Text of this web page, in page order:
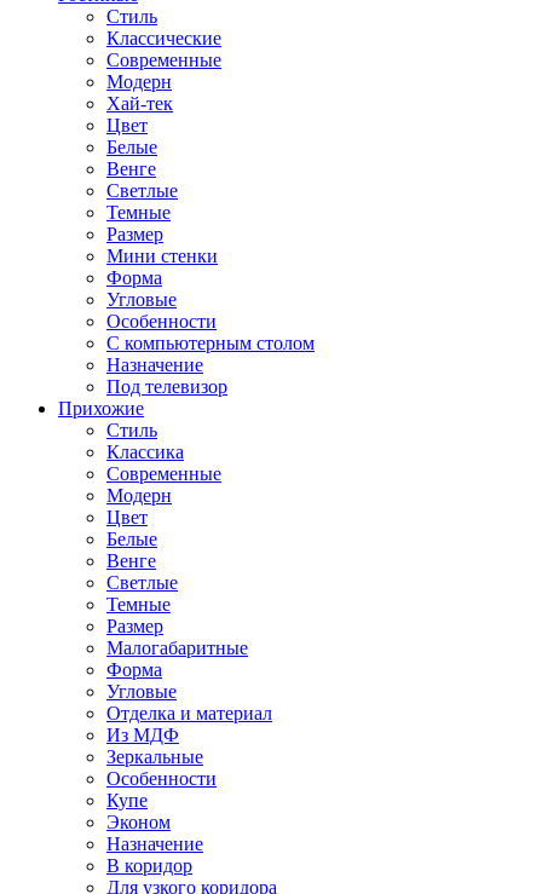
Стиль
Классические
Современные
Модерн
Хай-тек
Цвет
Белые
Венге
Светлые
Темные
Размер
Мини стенки
Форма
Угловые
Особенности
С компьютерным столом
Назначение
Под телевизор
Прихожие
Стиль
Классика
Современные
Модерн
Цвет
Белые
Венге
Светлые
Темные
Размер
Малогабаритные
Форма
Угловые
Отделка и материал
Из МДФ
Зеркальные
Особенности
Купе
Эконом
Назначение
В коридор
Для узкого коридора